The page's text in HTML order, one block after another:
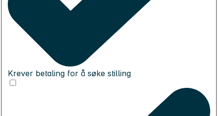
Krever betaling for å søke stilling